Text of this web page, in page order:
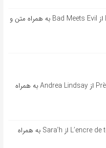
آهنگ انگلیسی Lighters از Bad Meets Evil به همراه متن و
آهنگ فرانسوی Près de toi از Andrea Lindsay به همراه
آهنگ فرانسوی L’encre de tes yeux از Sara’h به همراه